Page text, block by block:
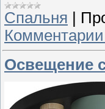
Спальня
Освещение